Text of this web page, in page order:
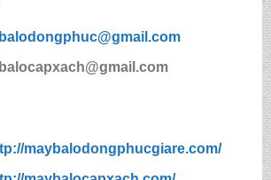
maybalodongphucgiare.com/